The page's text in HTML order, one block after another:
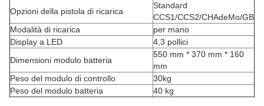
Opzioni della pistola di ricarica
Standard
CCS1/CCS2/CHAdeMo/GB
Modalità di ricarica
per mano
Display a LED
4,3 pollici
Dimensioni modulo batteria
550 mm * 370 mm * 160
mm
Peso del modulo di controllo
30kg
Peso del modulo batteria
40 kg